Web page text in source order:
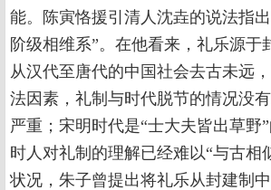
能。陈寅恪援引清人沈垚的说法指
阶级相维系”。在他看来，礼乐源于
从汉代至唐代的中国社会去古未远
法因素，礼制与时代脱节的情况没
严重；宋明时代是“士大夫皆出草野
时人对礼制的理解已经难以“与古相
状况，朱子曾提出将礼乐从封建制